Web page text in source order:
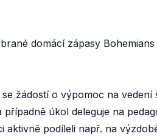
domácí zápasy
žádostí o výpomoc na
úkol deleguje na
aktivně podíleli např. na